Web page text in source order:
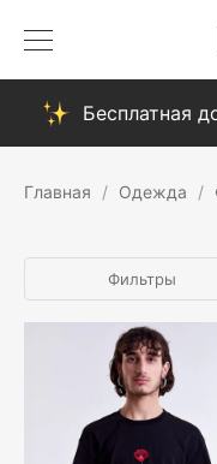
Бесплатная
Главная Одежда
Фильтры